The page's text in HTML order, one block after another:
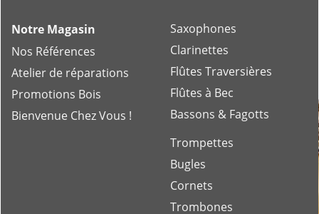
Notre Magasin
Nos Références
Atelier de réparations
Promotions Bois
Bienvenue Chez Vous !
Saxophones
Clarinettes
Flûtes Traversières
Flûtes à Bec
Bassons & Fagotts
Trompettes
Bugles
Cornets
Trombones